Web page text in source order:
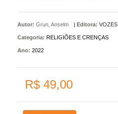
Autor: Grun, Anselm | Editora: VOZES
Categoria: RELIGIÕES E CRENÇAS
Ano: 2022
R$ 49,00